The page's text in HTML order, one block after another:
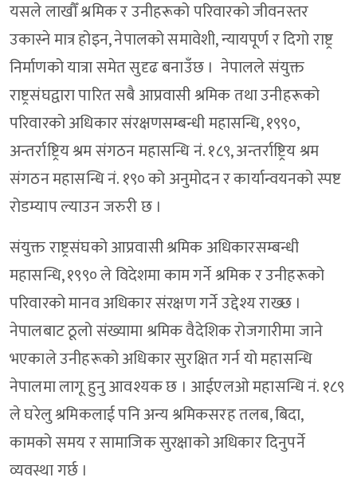
यसले लाखौँ श्रमिक र उनीहरूको परिवारको जीवनस्तर
उकास्ने मात्र होइन, नेपालको समावेशी, न्यायपूर्ण र दिगो राष्ट्र
निर्माणको यात्रा समेत सुदृढ बनाउँछ । नेपालले संयुक्त
राष्ट्रसंघद्वारा पारित सबै आप्रवासी श्रमिक तथा उनीहरूको
परिवारको अधिकार संरक्षणसम्बन्धी महासन्धि, १९९०,
अन्तर्राष्ट्रिय श्रम संगठन महासन्धि नं. १८९, अन्तर्राष्ट्रिय श्रम
संगठन महासन्धि नं. १९० को अनुमोदन र कार्यान्वयनको स्पष्ट
रोडम्याप ल्याउन जरुरी छ ।
संयुक्त राष्ट्रसंघको आप्रवासी श्रमिक अधिकारसम्बन्धी
महासन्धि, १९९० ले विदेशमा काम गर्ने श्रमिक र उनीहरूको
परिवारको मानव अधिकार संरक्षण गर्ने उद्देश्य राख्छ ।
नेपालबाट ठूलो संख्यामा श्रमिक वैदेशिक रोजगारीमा जाने
भएकाले उनीहरूको अधिकार सुरक्षित गर्न यो महासन्धि
नेपालमा लागू हुनु आवश्यक छ । आईएलओ महासन्धि नं. १८९
ले घरेलु श्रमिकलाई पनि अन्य श्रमिकसरह तलब, बिदा,
कामको समय र सामाजिक सुरक्षाको अधिकार दिनुपर्ने
व्यवस्था गर्छ ।